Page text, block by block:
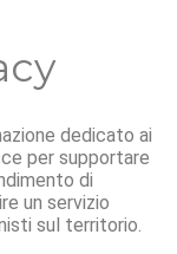
dedicato ai
per supportare
di
un servizio
sul territorio.